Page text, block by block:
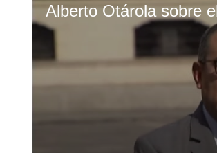
Alberto Otárola sobre